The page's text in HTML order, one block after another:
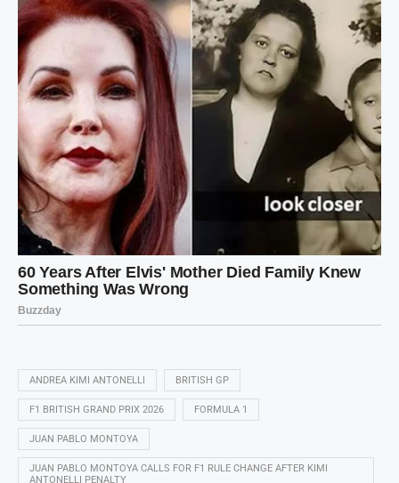
ANDREA KIMI ANTONELLI BRITISH GP
F1 BRITISH GRAND PRIX 2026 FORMULA 1
JUAN PABLO MONTOYA
JUAN PABLO MONTOYA CALLS FOR F1 RULE CHANGE AFTER KIMI
ANTONELLI PENALTY